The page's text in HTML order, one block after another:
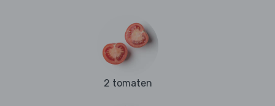
2 tomaten